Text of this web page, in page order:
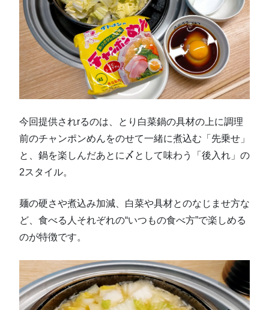
今回提供されrるのは、とり白菜鍋の具材の上に調理
前のチャンポンめんをのせて一緒に煮込む「先乗せ」
と、鍋を楽しんだあとに〆として味わう「後入れ」の
2スタイル。
麺の硬さや煮込み加減、白菜や具材とのなじませ方な
ど、食べる人それぞれの“いつもの食べ方”で楽しめる
のが特徴です。